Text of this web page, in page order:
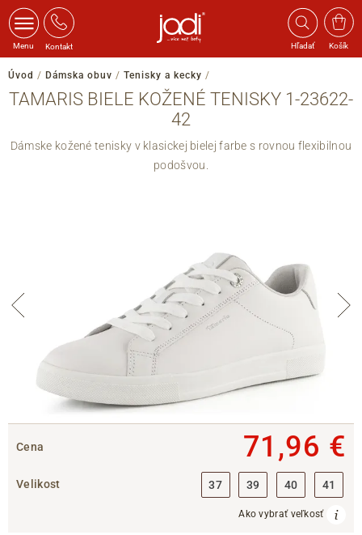
Menu Kontakt Hľadať Košík
Úvod / Dámska obuv / Tenisky a kecky /
TAMARIS BIELE KOŽENÉ TENISKY 1-23622-
42
Dámske kožené tenisky v klasickej bielej farbe s rovnou flexibilnou
podošvou.
Cena 71,96 €
Velikost 37 39 40 41
Ako vybrať veľkosť